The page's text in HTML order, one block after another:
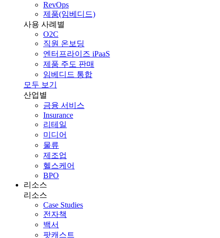
RevOps
제품(임베디드)
사용 사례별
O2C
직원 온보딩
엔터프라이즈 iPaaS
제품 주도 판매
임베디드 통합
모두 보기
산업별
금융 서비스
Insurance
리테일
미디어
물류
제조업
헬스케어
BPO
리소스
리소스
Case Studies
전자책
백서
팟캐스트